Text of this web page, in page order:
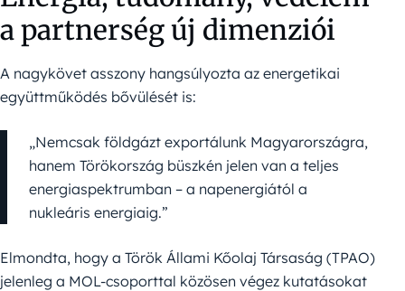
a partnerség új dimenziói
A nagykövet asszony hangsúlyozta az energetikai
együttműködés bővülését is:
„Nemcsak földgázt exportálunk Magyarországra,
hanem Törökország büszkén jelen van a teljes
energiaspektrumban – a napenergiától a
nukleáris energiaig.”
Elmondta, hogy a Török Állami Kőolaj Társaság (TPAO)
jelenleg a MOL-csoporttal közösen végez kutatásokat